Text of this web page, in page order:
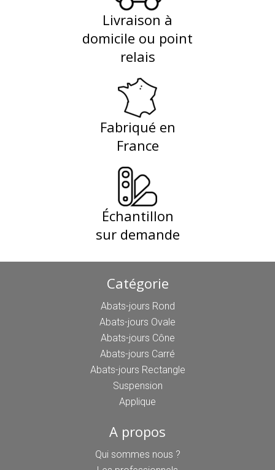
Livraison à
domicile ou point
relais
Fabriqué en
France
Échantillon
sur demande
Catégorie
Abats-jours Rond
Abats-jours Ovale
Abats-jours Cône
Abats-jours Carré
Abats-jours Rectangle
Suspension
Applique
A propos
Qui sommes nous ?